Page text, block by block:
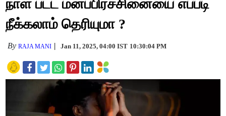
நாள் பட்ட மனப்பிரச்சினையை எப்படி
நீக்கலாம் தெரியுமா ?
ByRAJA MANI Jan 11, 2025, 04:00 IST 10:30:04 PM